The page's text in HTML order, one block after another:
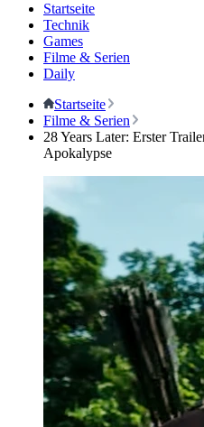
Startseite
Technik
Games
Filme & Serien
Daily
Startseite
Filme & Serien
28 Years Later: Erster
Apokalypse